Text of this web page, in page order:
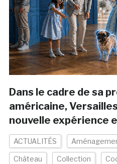
Dans le cadre de sa
américaine,
nouvelle expérience
ACTUALITÉS
Château Collection